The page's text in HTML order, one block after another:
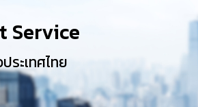
Service
ะเทศไทย